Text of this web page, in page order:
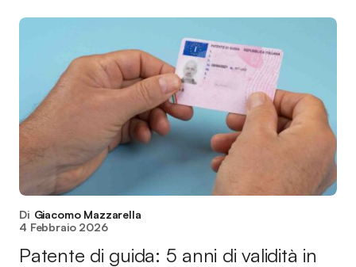
Di Giacomo Mazzarella
4 Febbraio 2026
Patente di guida: 5 anni di validità in